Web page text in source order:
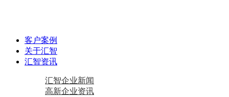
客户案例
关于汇智
汇智资讯
汇智企业新闻
高新企业资讯